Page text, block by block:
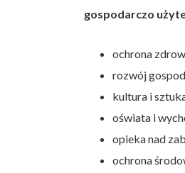
gospodarczo
ochrona
rozwój
kultura i
oświata i
opieka nad
ochrona